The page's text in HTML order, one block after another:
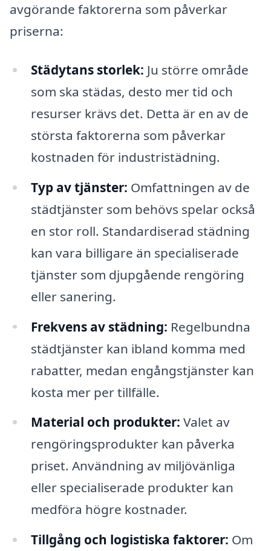
avgörande faktorerna som påverkar
priserna:
Städytans storlek: Ju större område
som ska städas, desto mer tid och
resurser krävs det. Detta är en av de
största faktorerna som påverkar
kostnaden för industristädning.
Typ av tjänster: Omfattningen av de
städtjänster som behövs spelar också
en stor roll. Standardiserad städning
kan vara billigare än specialiserade
tjänster som djupgående rengöring
eller sanering.
Frekvens av städning: Regelbundna
städtjänster kan ibland komma med
rabatter, medan engångstjänster kan
kosta mer per tillfälle.
Material och produkter: Valet av
rengöringsprodukter kan påverka
priset. Användning av miljövänliga
eller specialiserade produkter kan
medföra högre kostnader.
Tillgång och logistiska faktorer: Om